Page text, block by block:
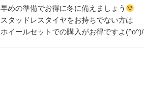
早めの準備でお得に冬に備えましょう
スタッドレスタイヤをお持ちでない方は
ホイールセットでの購入がお得ですよ(^o^)/